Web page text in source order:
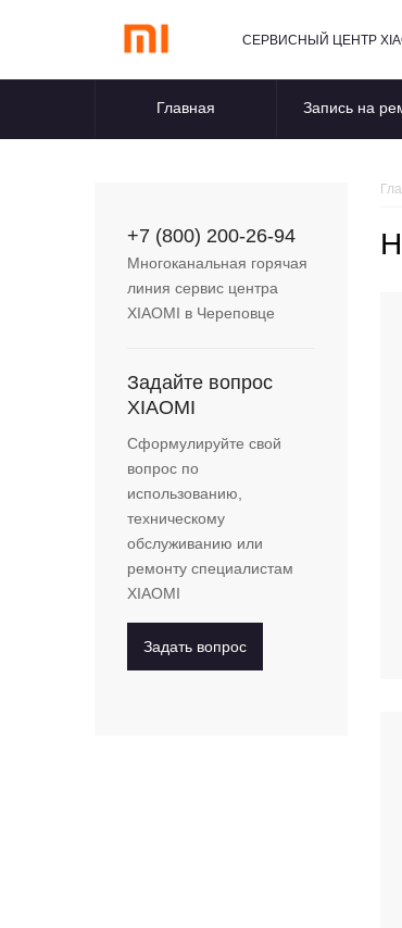
СЕРВИСНЫЙ ЦЕНТР
Главная Запись на
+7 (800) 200-26-94
Многоканальная горячая
линия сервис центра
XIAOMI в Череповце
Задайте вопрос
XIAOMI
Сформулируйте свой
вопрос по
использованию,
техническому
обслуживанию или
ремонту специалистам
XIAOMI
Задать вопрос